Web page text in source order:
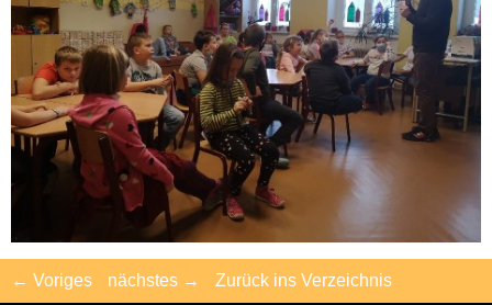
← Voriges nächstes → Zurück ins Verzeichnis